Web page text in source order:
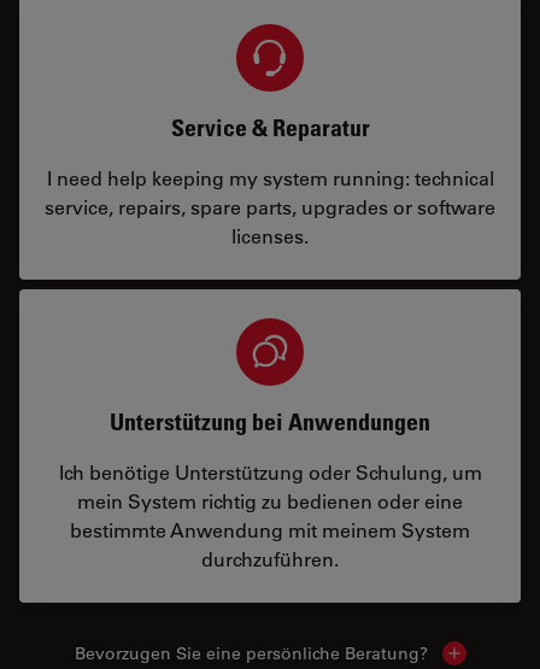
Service & Reparatur
I need help keeping my system running: technical
service, repairs, spare parts, upgrades or software
licenses.
Unterstützung bei Anwendungen
Ich benötige Unterstützung oder Schulung, um
mein System richtig zu bedienen oder eine
bestimmte Anwendung mit meinem System
durchzuführen.
Bevorzugen Sie eine persönliche Beratung? Show